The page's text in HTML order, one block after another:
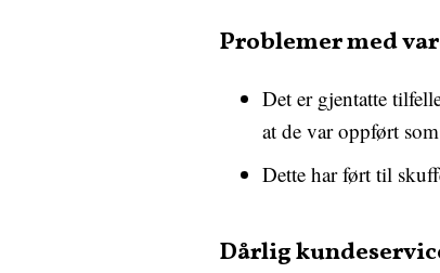
Problemer med
Det er gjentatte
at de var oppført
Dette har ført til
Dårlig